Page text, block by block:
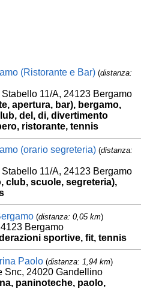
(Ristorante e Bar) (distanza:
11/A, 24123 Bergamo
apertura, bar), bergamo,
del, di, divertimento
ristorante, tennis
(orario segreteria) (distanza:
11/A, 24123 Bergamo
club, scuole, segreteria),
(distanza: 0,05 km)
Bergamo
sportive, fit, tennis
Paolo (distanza: 1,94 km)
Snc, 24020 Gandellino
paninoteche, paolo,